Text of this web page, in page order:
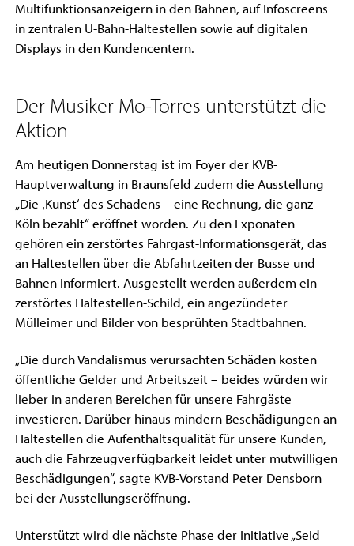
Multifunktionsanzeigern in den Bahnen, auf Infoscreens
in zentralen U-Bahn-Haltestellen sowie auf digitalen
Displays in den Kundencentern.
Der Musiker Mo-Torres unterstützt die
Aktion
Am heutigen Donnerstag ist im Foyer der KVB-
Hauptverwaltung in Braunsfeld zudem die Ausstellung
„Die ‚Kunst‘ des Schadens – eine Rechnung, die ganz
Köln bezahlt“ eröffnet worden. Zu den Exponaten
gehören ein zerstörtes Fahrgast-Informationsgerät, das
an Haltestellen über die Abfahrtzeiten der Busse und
Bahnen informiert. Ausgestellt werden außerdem ein
zerstörtes Haltestellen-Schild, ein angezündeter
Mülleimer und Bilder von besprühten Stadtbahnen.
„Die durch Vandalismus verursachten Schäden kosten
öffentliche Gelder und Arbeitszeit – beides würden wir
lieber in anderen Bereichen für unsere Fahrgäste
investieren. Darüber hinaus mindern Beschädigungen an
Haltestellen die Aufenthaltsqualität für unsere Kunden,
auch die Fahrzeugverfügbarkeit leidet unter mutwilligen
Beschädigungen“, sagte KVB-Vorstand Peter Densborn
bei der Ausstellungseröffnung.
Unterstützt wird die nächste Phase der Initiative „Seid